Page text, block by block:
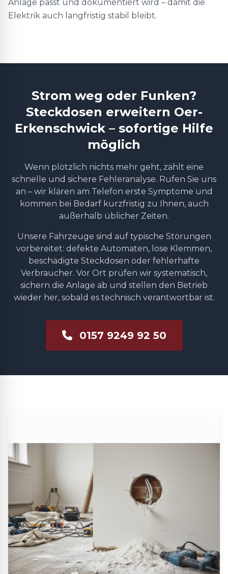
Anlage passt und dokumentiert wird – damit die
Elektrik auch langfristig stabil bleibt.
Strom weg oder Funken?
Steckdosen erweitern Oer-
Erkenschwick – sofortige Hilfe
möglich
Wenn plötzlich nichts mehr geht, zählt eine
schnelle und sichere Fehleranalyse. Rufen Sie uns
an – wir klären am Telefon erste Symptome und
kommen bei Bedarf kurzfristig zu Ihnen, auch
außerhalb üblicher Zeiten.
Unsere Fahrzeuge sind auf typische Störungen
vorbereitet: defekte Automaten, lose Klemmen,
beschädigte Steckdosen oder fehlerhafte
Verbraucher. Vor Ort prüfen wir systematisch,
sichern die Anlage ab und stellen den Betrieb
wieder her, sobald es technisch verantwortbar ist.
0157 9249 92 50